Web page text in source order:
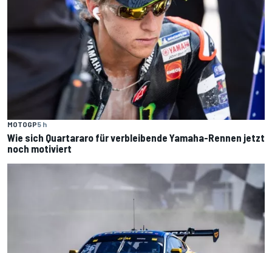
MOTOGP5 h
Wie sich Quartararo für verbleibende Yamaha-Rennen jetzt
noch motiviert